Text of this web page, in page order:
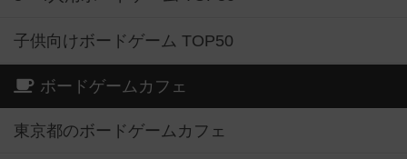
子供向けボードゲーム TOP50
ボードゲームカフェ
東京都のボードゲームカフェ